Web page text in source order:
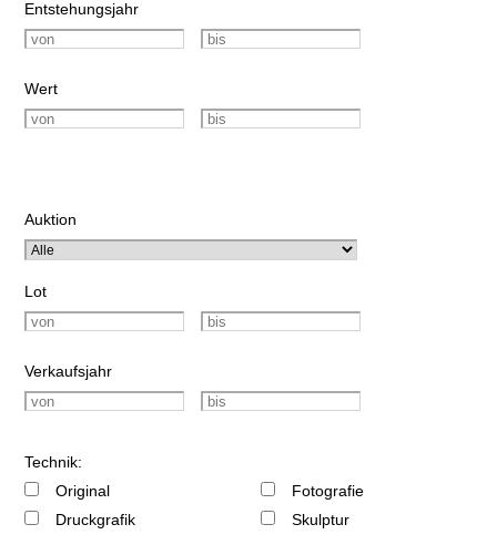
Entstehungsjahr
Wert
Auktion
Lot
Verkaufsjahr
Technik:
Original
Druckgrafik
Fotografie
Skulptur